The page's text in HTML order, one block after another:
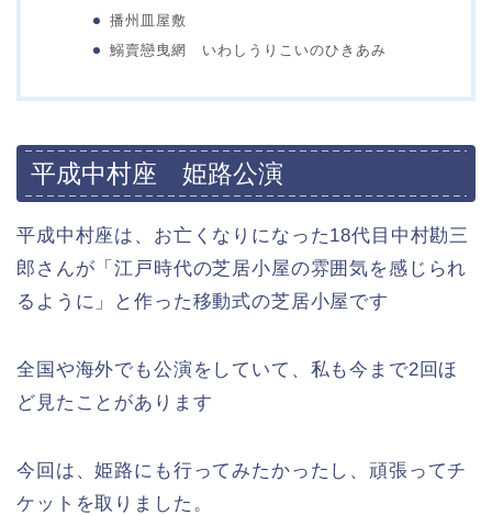
播州皿屋敷
鰯賣戀曳網 いわしうりこいのひきあみ
平成中村座 姫路公演
平成中村座は、お亡くなりになった18代目中村勘三
郎さんが「江戸時代の芝居小屋の雰囲気を感じられ
るように」と作った移動式の芝居小屋です
全国や海外でも公演をしていて、私も今まで2回ほ
ど見たことがあります
今回は、姫路にも行ってみたかったし、頑張ってチ
ケットを取りました。